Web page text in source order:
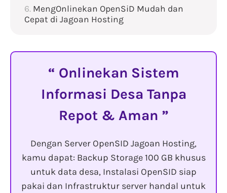
MengOnlinekan OpenSiD Mudah dan
Cepat di Jagoan Hosting
Onlinekan Sistem
Informasi Desa Tanpa
Repot & Aman
Dengan Server OpenSID Jagoan Hosting,
kamu dapat: Backup Storage 100 GB khusus
untuk data desa, Instalasi OpenSID siap
pakai dan Infrastruktur server handal untuk